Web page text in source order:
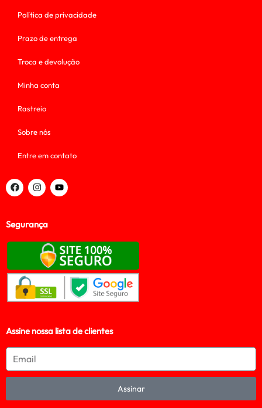
Política de privacidade
Prazo de entrega
Troca e devolução
Minha conta
Rastreio
Sobre nós
Entre em contato
Segurança
Assine nossa lista de clientes
Assinar